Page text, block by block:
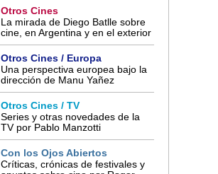
Otros Cines
La mirada de Diego Batlle sobre
cine, en Argentina y en el exterior
Otros Cines / Europa
Una perspectiva europea bajo la
dirección de Manu Yañez
Otros Cines / TV
Series y otras novedades de la
TV por Pablo Manzotti
Con los Ojos Abiertos
Críticas, crónicas de festivales y